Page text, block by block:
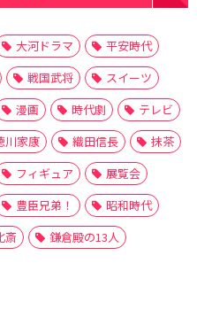
大河ドラマ
平安時代
戦国武将
スイーツ
漫画 時代劇
テレビ
川家康 織田信長
抹茶
フィギュア
展覧会
豊臣兄弟！
昭和時代
斎 鎌倉殿の13人